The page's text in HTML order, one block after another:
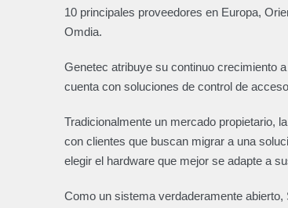
10 principales proveedores en Europa,
Omdia.
Genetec atribuye su continuo crecimiento
cuenta con soluciones de control de
Tradicionalmente un mercado propietario,
con clientes que buscan migrar a una
elegir el hardware que mejor se adapte a
Como un sistema verdaderamente abierto,